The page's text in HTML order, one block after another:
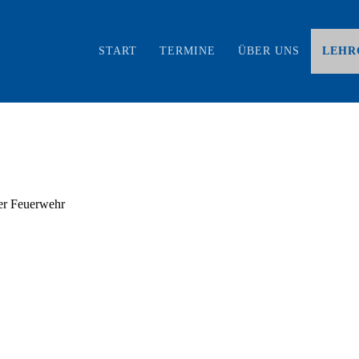
START TERMINE ÜBER UNS
Feuerwehr